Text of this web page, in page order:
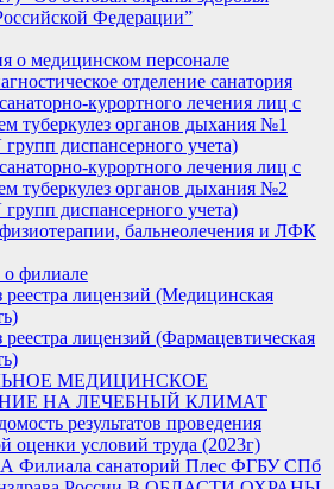
Федерации”
о медицинском персонале
отделение санатория
курортного лечения лиц с
туберкулез органов дыхания №1
диспансерного учета)
курортного лечения лиц с
туберкулез органов дыхания №2
диспансерного учета)
бальнеолечения и ЛФК
филиале
лицензий (Медицинская
лицензий (Фармацевтическая
МЕДИЦИНСКОЕ
НА ЛЕЧЕБНЫЙ КЛИМАТ
результатов проведения
оценки условий труда (2023г)
санаторий Плес ФГБУ СПб